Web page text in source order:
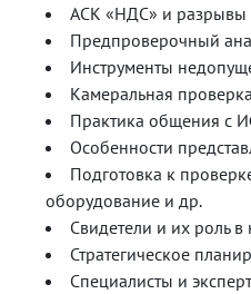
АСК «НДС» и разрывы
Предпроверочный
Инструменты
Камеральная
Практика общения с
Особенности
Подготовка к
оборудование и др.
Свидетели и их роль
Стратегическое
Специалисты и